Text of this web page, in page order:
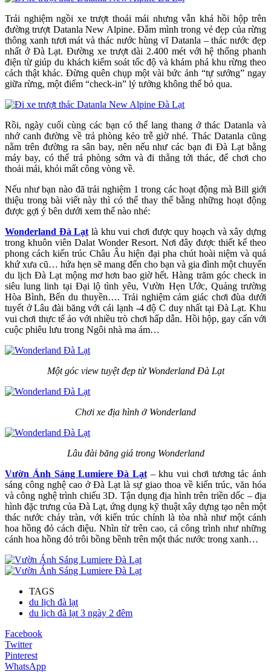
Trải nghiệm ngồi xe trượt thoải mái nhưng vẫn khá hồi hộp trên
đường trượt Datanla New Alpine. Đắm mình trong vẻ đẹp của rừng
thông xanh tươi mát và thác nước hùng vĩ Datanla – thác nước đẹp
nhất ở Đà Lạt. Đường xe trượt dài 2.400 mét với hệ thống phanh
điện từ giúp du khách kiểm soát tốc độ và khám phá khu rừng theo
cách thật khác. Đừng quên chụp một vài bức ảnh “tự sướng” ngay
giữa rừng, một điểm “check-in” lý tưởng không thể bỏ qua.
Rồi, ngày cuối cùng các bạn có thể lang thang ở thác Datanla và
nhớ canh đường về trả phòng kẻo trễ giờ nhé. Thác Datanla cũng
nằm trên đường ra sân bay, nên nếu như các bạn đi Đà Lạt bằng
máy bay, có thể trả phòng sớm và đi thẳng tới thác, để chơi cho
thoải mái, khỏi mất công vòng về.
Nếu như bạn nào đã trải nghiệm 1 trong các hoạt động mà Bill giới
thiệu trong bài viết này thì có thể thay thế bằng những hoạt động
được gợi ý bên dưới xem thế nào nhé:
Wonderland Đà Lạt là khu vui chơi được quy hoạch và xây dựng
trong khuôn viên Dalat Wonder Resort. Nơi đây được thiết kế theo
phong cách kiến trúc Châu Âu hiện đại pha chút hoài niệm và quá
khứ xưa cũ… hứa hẹn sẽ mang đến cho bạn và gia đình một chuyến
du lịch Đà Lạt mộng mơ hơn bao giờ hết. Hàng trăm góc check in
siêu lung linh tại Đại lộ tình yêu, Vườn Hẹn Ước, Quảng trường
Hòa Bình, Bến du thuyền…. Trải nghiệm cảm giác chơi đùa dưới
tuyết ở Lâu đài băng với cái lạnh -4 độ C duy nhất tại Đà Lạt. Khu
vui chơi thực tế ảo với nhiều trò chơi hấp dẫn. Hồi hộp, gay cấn với
cuộc phiêu lưu trong Ngôi nhà ma ám…
Một góc view tuyệt đẹp từ Wonderland Đà Lạt
Chơi xe địa hình ở Wonderland
Lâu đài băng giá trong Wonderland
Vườn Ánh Sáng Lumiere Đà Lạt– khu vui chơi tương tác ánh
sáng công nghệ cao ở Đà Lạt là sự giao thoa về kiến trúc, văn hóa
và công nghệ trình chiếu 3D. Tận dụng địa hình trên triền dốc – địa
hình đặc trưng của Đà Lạt, ứng dụng kỹ thuật xây dựng tạo nên một
thác nước chảy tràn, với kiến trúc chính là tòa nhà như một cánh
hoa hồng đỏ cách điệu. Nhìn từ trên cao, cả công trình như những
cánh hoa hồng đỏ trôi bồng bềnh trên một thác nước trong xanh…
TAGS
du lịch đà lạt
du lịch đà lạt 3 ngày 2 đêm
Facebook
Twitter
Pinterest
WhatsApp